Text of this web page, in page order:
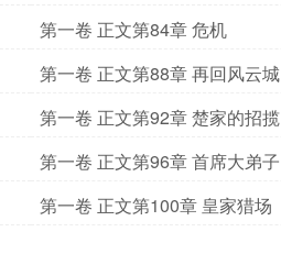
第一卷 正文第84章 危机
第一卷 正文第88章 再回风云城
第一卷 正文第92章 楚家的招揽
第一卷 正文第96章 首席大弟子
第一卷 正文第100章 皇家猎场